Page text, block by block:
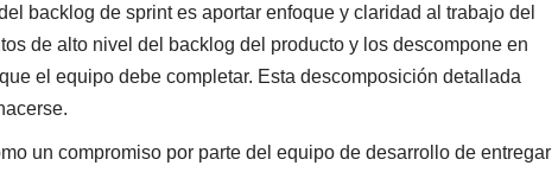
backlog de sprint es aportar enfoque y claridad al trabajo del
de alto nivel del backlog del producto y los descompone en
el equipo debe completar. Esta descomposición detallada
un compromiso por parte del equipo de desarrollo de entregar